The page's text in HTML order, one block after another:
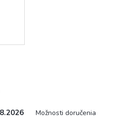
Možnosti doručenia